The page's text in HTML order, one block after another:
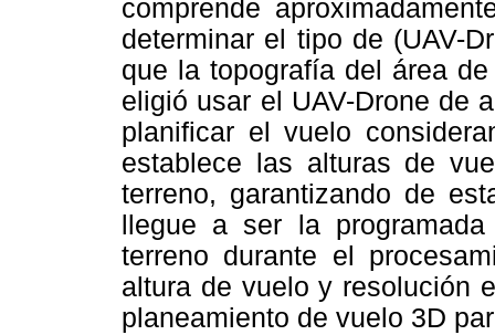
comprende
determinar el tipo de (UAV-
que la topografía del área
eligió usar el UAV-Drone de
planificar el vuelo
establece las alturas de
terreno, garantizando de
llegue a ser la
terreno durante el
altura de vuelo y resolución
planeamiento de vuelo 3D